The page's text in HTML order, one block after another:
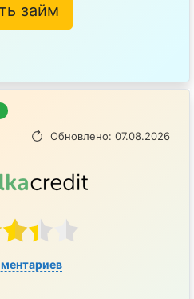
займ
Обновлено: 07.08.2026